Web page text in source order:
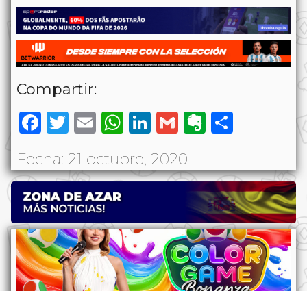
Compartir:
Facebook
Twitter
EmailWhatsApp
LinkedIn
GmailEvernote
Fecha: 21 octubre, 2020